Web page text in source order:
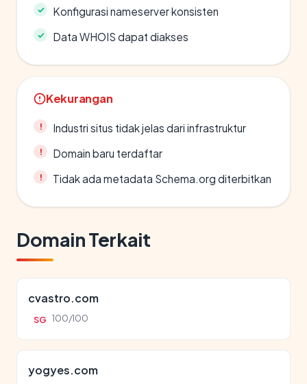
Konfigurasi nameserver konsisten
Data WHOIS dapat diakses
Kekurangan
Industri situs tidak jelas dari infrastruktur
Domain baru terdaftar
Tidak ada metadata Schema.org diterbitkan
Domain Terkait
cvastro.com
SG 100/100
yogyes.com